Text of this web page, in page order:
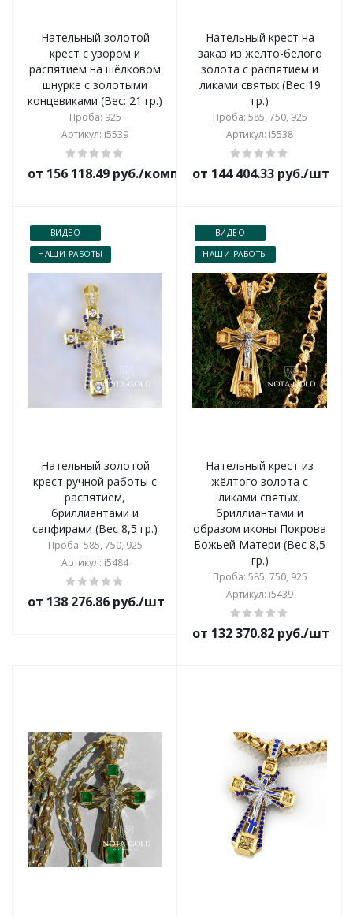
Нательный золотой
крест с узором и
распятием на шёлковом
шнурке с золотыми
концевиками (Вес: 21 гр.)
Проба: 925
Артикул: i5539
от 156 118.49 руб./комплект
Нательный крест на
заказ из жёлто-белого
золота с распятием и
ликами святых (Вес 19
гр.)
Проба: 585, 750, 925
Артикул: i5538
от 144 404.33 руб./шт
ВИДЕО
НАШИ РАБОТЫ
Нательный золотой
крест ручной работы с
распятием,
бриллиантами и
сапфирами (Вес 8,5 гр.)
Проба: 585, 750, 925
Артикул: i5484
от 138 276.86 руб./шт
ВИДЕО
НАШИ РАБОТЫ
Нательный крест из
жёлтого золота с
ликами святых,
бриллиантами и
образом иконы Покрова
Божьей Матери (Вес 8,5
гр.)
Проба: 585, 750, 925
Артикул: i5439
от 132 370.82 руб./шт